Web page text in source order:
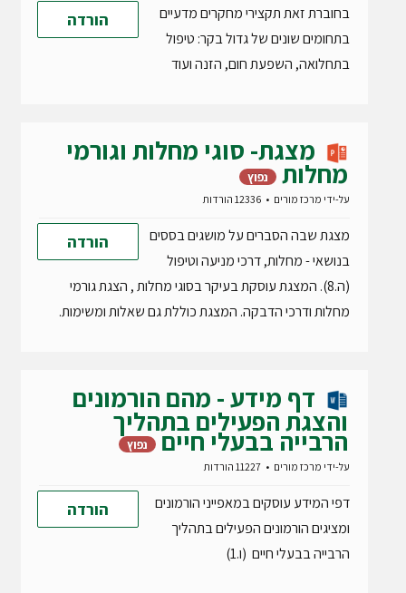
הורדה
בחוברת זאת תקצירי מחקרים מדעיים
בתחומים שונים של גדול בקר: טיפול
בתחלואה, השפעת חום, הזנה ועוד
מצגת- סוגי מחלות וגורמי
מחלות נפוץ
על-ידי מרכז מורים
הורדה
מצגת שבה הסברים על מושגים בססים
בנושאי - מחלות, דרכי מניעה וטיפול
(ה.8). המצגת עוסקת בעיקר בסוגי מחלות , הצגת גורמי
מחלות ודרכי הדבקה. המצגת כוללת גם שאלות ומשימות.
דף מידע - מהם הורמונים
והצגת הפעילים בתהליך
הרבייה בבעלי חיים נפוץ
על-ידי מרכז מורים
הורדה
דפי המידע עוסקים במאפייני הורמונים
ומציגים הורמונים הפעילים בתהליך
הרבייה בבעלי חיים (ו.1)